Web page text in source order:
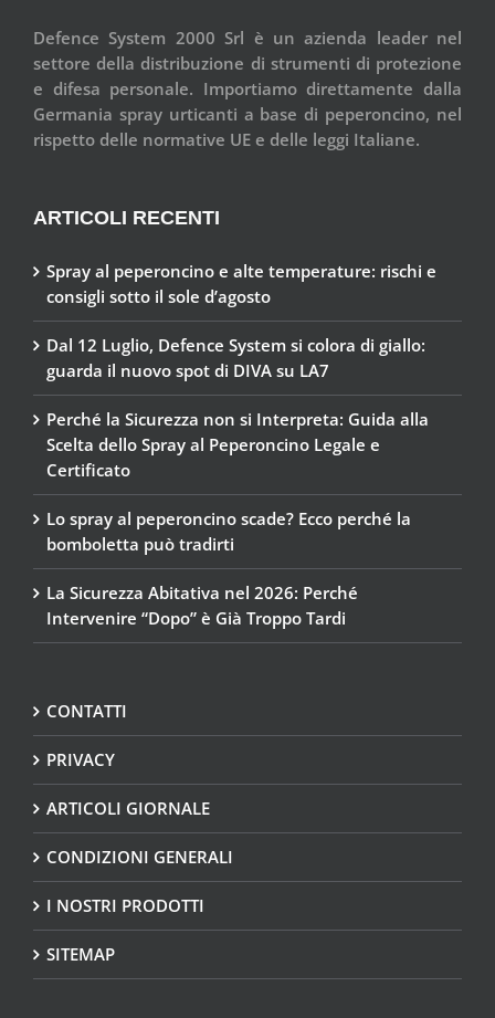
Defence System 2000 Srl è un azienda leader nel
settore della distribuzione di strumenti di protezione
e difesa personale. Importiamo direttamente dalla
Germania spray urticanti a base di peperoncino, nel
rispetto delle normative UE e delle leggi Italiane.
ARTICOLI RECENTI
Spray al peperoncino e alte temperature: rischi e
consigli sotto il sole d’agosto
Dal 12 Luglio, Defence System si colora di giallo:
guarda il nuovo spot di DIVA su LA7
Perché la Sicurezza non si Interpreta: Guida alla
Scelta dello Spray al Peperoncino Legale e
Certificato
Lo spray al peperoncino scade? Ecco perché la
bomboletta può tradirti
La Sicurezza Abitativa nel 2026: Perché
Intervenire “Dopo” è Già Troppo Tardi
CONTATTI
PRIVACY
ARTICOLI GIORNALE
CONDIZIONI GENERALI
I NOSTRI PRODOTTI
SITEMAP